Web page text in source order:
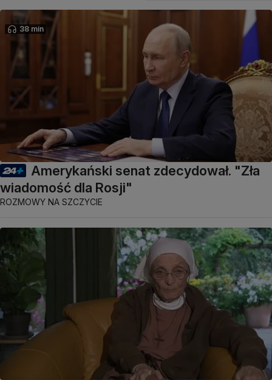
38 min
Amerykański senat zdecydował. "Zła
wiadomość dla Rosji"
ROZMOWY NA SZCZYCIE